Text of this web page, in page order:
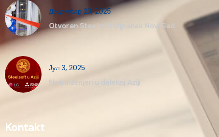
Децембар 23, 2025
Otvoren Steelsoft Ogranak Novi Sad
Јул 3, 2025
Naši inženjeri u dalekoj Aziji
Kontakt